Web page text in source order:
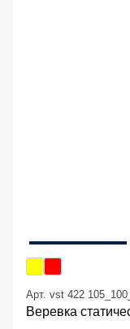
Арт. vst 422
Веревка